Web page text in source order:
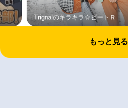
Trignalのキラキラ☆ビートＲ
もっと見る